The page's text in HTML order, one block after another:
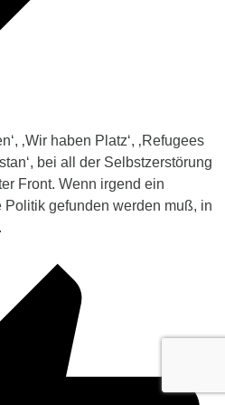
‚Wir haben Platz‘, ‚Refugees
bei all der Selbstzerstörung
Front. Wenn irgend ein
Politik gefunden werden muß, in